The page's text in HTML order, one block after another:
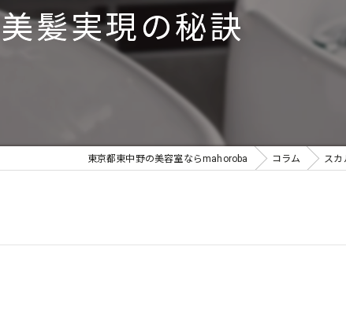
ヘッドス
髪実現の秘訣
東京都東中野の美容室ならmahoroba コラム スカ